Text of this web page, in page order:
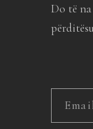
Do të